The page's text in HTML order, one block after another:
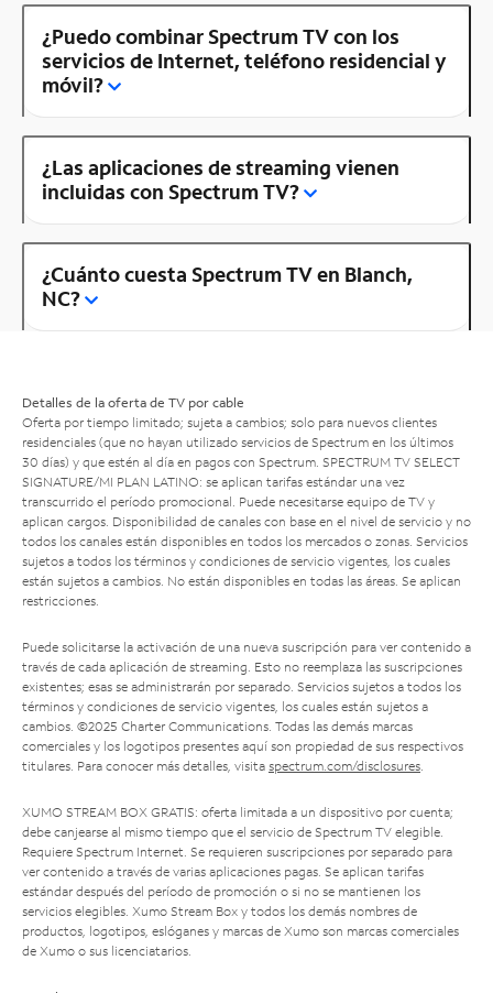
¿Puedo combinar Spectrum TV con los
servicios de Internet, teléfono residencial y
móvil?
¿Las aplicaciones de streaming vienen
incluidas con Spectrum TV?
¿Cuánto cuesta Spectrum TV en Blanch,
NC?
Detalles de la oferta de TV por cable
Oferta por tiempo limitado; sujeta a cambios; solo para nuevos clientes
residenciales (que no hayan utilizado servicios de Spectrum en los últimos
30 días) y que estén al día en pagos con Spectrum. SPECTRUM TV SELECT
SIGNATURE/MI PLAN LATINO: se aplican tarifas estándar una vez
transcurrido el período promocional. Puede necesitarse equipo de TV y
aplican cargos. Disponibilidad de canales con base en el nivel de servicio y no
todos los canales están disponibles en todos los mercados o zonas. Servicios
sujetos a todos los términos y condiciones de servicio vigentes, los cuales
están sujetos a cambios. No están disponibles en todas las áreas. Se aplican
restricciones.
Puede solicitarse la activación de una nueva suscripción para ver contenido a
través de cada aplicación de streaming. Esto no reemplaza las suscripciones
existentes; esas se administrarán por separado. Servicios sujetos a todos los
términos y condiciones de servicio vigentes, los cuales están sujetos a
cambios. ©2025 Charter Communications. Todas las demás marcas
comerciales y los logotipos presentes aquí son propiedad de sus respectivos
titulares. Para conocer más detalles, visita spectrum.com/disclosures.
XUMO STREAM BOX GRATIS: oferta limitada a un dispositivo por cuenta;
debe canjearse al mismo tiempo que el servicio de Spectrum TV elegible.
Requiere Spectrum Internet. Se requieren suscripciones por separado para
ver contenido a través de varias aplicaciones pagas. Se aplican tarifas
estándar después del período de promoción o si no se mantienen los
servicios elegibles. Xumo Stream Box y todos los demás nombres de
productos, logotipos, eslóganes y marcas de Xumo son marcas comerciales
de Xumo o sus licenciatarios.